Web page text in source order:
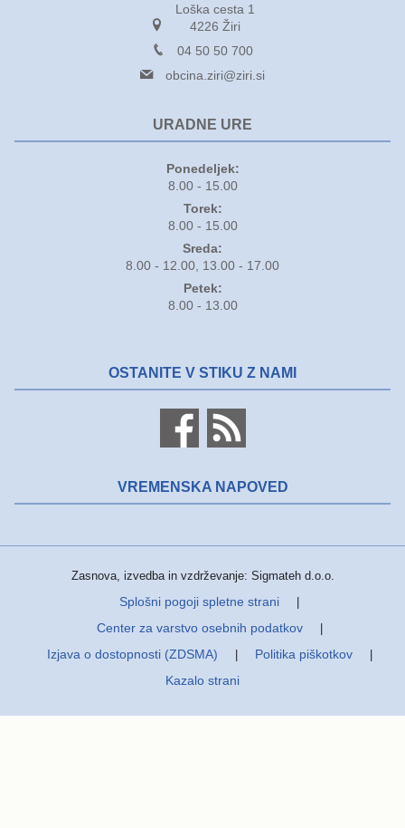
Loška cesta 1
4226 Žiri
04 50 50 700
obcina.ziri@ziri.si
URADNE URE
Ponedeljek:
8.00 - 15.00
Torek:
8.00 - 15.00
Sreda:
8.00 - 12.00, 13.00 - 17.00
Petek:
8.00 - 13.00
OSTANITE V STIKU Z NAMI
VREMENSKA NAPOVED
Zasnova, izvedba in vzdrževanje: Sigmateh d.o.o.
Splošni pogoji spletne strani
Center za varstvo osebnih podatkov
Izjava o dostopnosti (ZDSMA) Politika piškotkov
Kazalo strani